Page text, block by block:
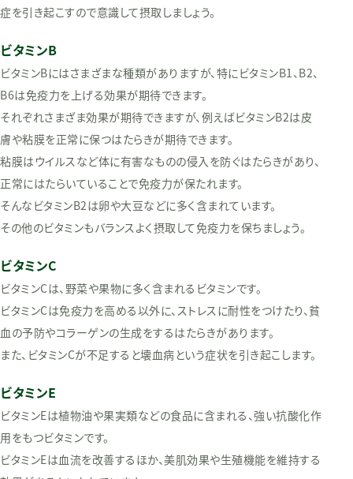
症を引き起こすので意識して摂取しましょう。
ビタミンB
ビタミンBにはさまざまな種類がありますが、特にビタミンB1、B2、
B6は免疫力を上げる効果が期待できます。
それぞれさまざま効果が期待できますが、例えばビタミンB2は皮
膚や粘膜を正常に保つはたらきが期待できます。
粘膜はウイルスなど体に有害なものの侵入を防ぐはたらきがあり、
正常にはたらいていることで免疫力が保たれます。
そんなビタミンB2は卵や大豆などに多く含まれています。
その他のビタミンもバランスよく摂取して免疫力を保ちましょう。
ビタミンC
ビタミンCは、野菜や果物に多く含まれるビタミンです。
ビタミンCは免疫力を高める以外に、ストレスに耐性をつけたり、貧
血の予防やコラーゲンの生成をするはたらきがあります。
また、ビタミンCが不足すると壊血病という症状を引き起こします。
ビタミンE
ビタミンEは植物油や果実類などの食品に含まれる、強い抗酸化作
用をもつビタミンです。
ビタミンEは血流を改善するほか、美肌効果や生殖機能を維持する